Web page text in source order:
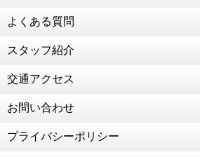
２０２０年 ありがとうございました
年末年始のお知らせ
よくある質問
スタッフ紹介
交通アクセス
お問い合わせ
プライバシーポリシー